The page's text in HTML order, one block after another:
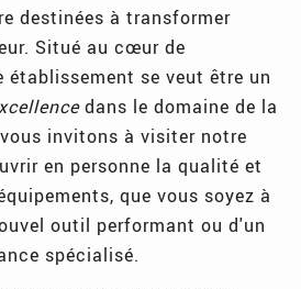
destinées à transformer
Situé au cœur de
établissement se veut être un
dans le domaine de la
invitons à visiter notre
en personne la qualité et
que vous soyez à
outil performant ou d'un
spécialisé.